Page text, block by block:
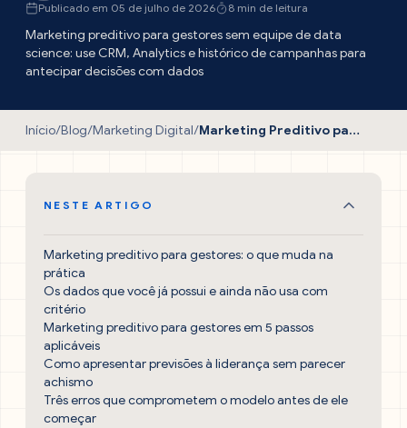
Publicado em 05 de julho de 2026 8 min de leitura
Marketing preditivo para gestores sem equipe de data
science: use CRM, Analytics e histórico de campanhas para
antecipar decisões com dados
Início/Blog/Marketing Digital/ Marketing Preditivo para Gestores: Guia Prático
NESTE ARTIGO
Marketing preditivo para gestores: o que muda na
prática
Os dados que você já possui e ainda não usa com
critério
Marketing preditivo para gestores em 5 passos
aplicáveis
Como apresentar previsões à liderança sem parecer
achismo
Três erros que comprometem o modelo antes de ele
começar